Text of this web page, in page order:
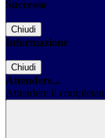
Successo
Chiudi
Informazione
Chiudi
Attendere...
Attendere il